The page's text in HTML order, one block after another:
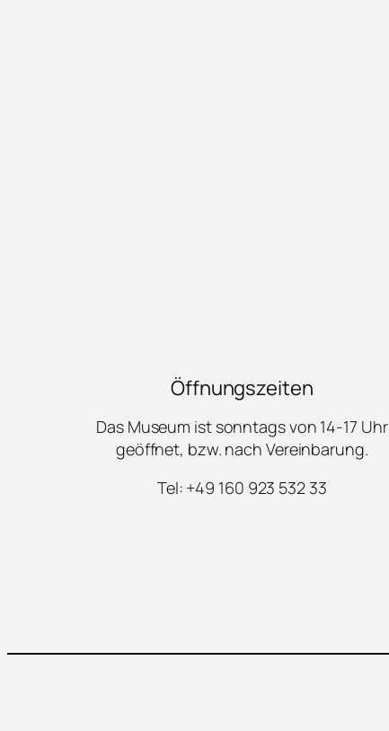
Öffnungszeiten
Das Museum ist sonntags von 14-17 Uhr
geöffnet, bzw. nach Vereinbarung.
Tel: +49 160 923 532 33